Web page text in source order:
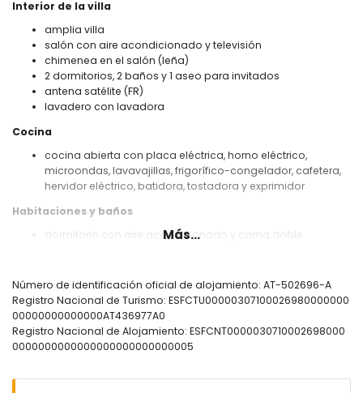
Interior de la villa
amplia villa
salón con aire acondicionado y televisión
chimenea en el salón (leña)
2 dormitorios, 2 baños y 1 aseo para invitados
antena satélite (FR)
lavadero con lavadora
Cocina
cocina abierta con placa eléctrica, horno eléctrico,
microondas, lavavajillas, frigorífico-congelador, cafetera,
hervidor eléctrico, batidora, tostadora y exprimidor
Habitaciones y baños
dormitorio con aire acondicionado y cama doble
2 baños cada uno con lavabo, ducha y WC
Exterior de la villa
parcela grande y vallada
piscina privada de 12m x 5m y 2m de profundidad
jardín con tumbonas
Más...
Número de identificación oficial de alojamiento: AT-502696-A
Registro Nacional de Turismo: ESFCTU00000307100026980000000
00000000000000AT436977A0
Registro Nacional de Alojamiento: ESFCNT0000030710002698000
0000000000000000000000000005